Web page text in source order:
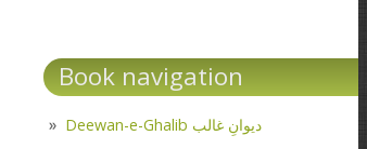
Book navigation
Deewan-e-Ghalib دیوانِ غالب